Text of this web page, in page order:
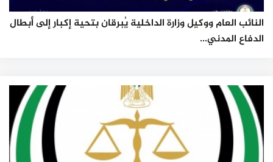
النائب العام ووكيل وزارة الداخلية يُبرقان بتحية إكبار إلى أبطال
الدفاع المدني...